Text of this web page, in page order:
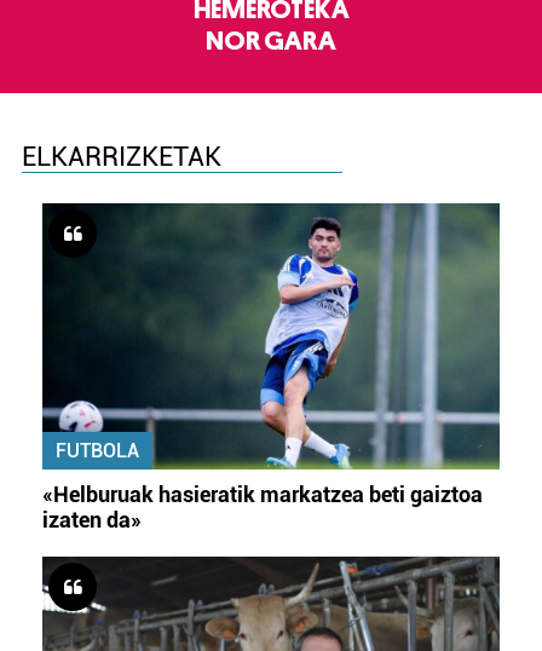
HEMEROTEKA
NOR GARA
ELKARRIZKETAK
FUTBOLA
«Helburuak hasieratik markatzea beti gaiztoa
izaten da»